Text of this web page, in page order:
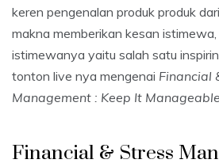
keren pengenalan produk produk
makna memberikan kesan
istimewanya yaitu salah satu
tonton live nya mengenai Financial
Management : Keep It Manageable
Financial & Stress